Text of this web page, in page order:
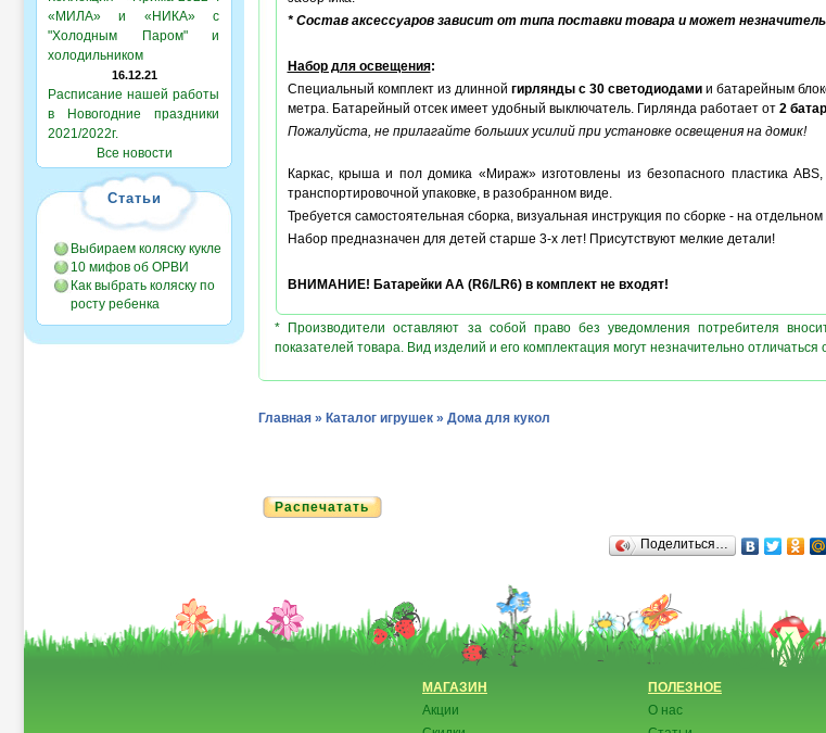
«МИЛА» и «НИКА» с
"Холодным Паром" и
холодильником
16.12.21
Расписание нашей работы
в Новогодние праздники
2021/2022г.
Все новости
Статьи
Выбираем коляску кукле
10 мифов об ОРВИ
Как выбрать коляску по
росту ребенка
* Состав аксессуаров зависит от типа поставки товара и может
Набор для освещения:
Специальный комплект из длинной гирлянды с 30 светодиодамии батарейным
метра. Батарейный отсек имеет удобный выключатель. Гирлянда работает от 2
Пожалуйста, не прилагайте больших усилий при установке освещения на домик!
Каркас, крыша и пол домика «Мираж» изготовлены из безопасного пластика
транспортировочной упаковке, в разобранном виде.
Требуется самостоятельная сборка, визуальная инструкция по сборке - на отдельном
Набор предназначен для детей старше 3-х лет! Присутствуют мелкие детали!
ВНИМАНИЕ! Батарейки AA (R6/LR6) в комплект не входят!
* Производители оставляют за собой право без уведомления потребителя
показателей товара. Вид изделий и его комплектация могут незначительно
Главная » Каталог игрушек » Дома для кукол
Распечатать
Поделиться…
МАГАЗИН
Акции
ПОЛЕЗНОЕ
О нас